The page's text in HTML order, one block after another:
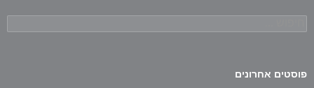
פוסטים אחרונים